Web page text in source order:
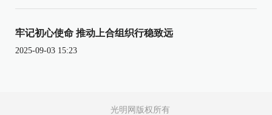
牢记初心使命 推动上合组织行稳致远
2025-09-03 15:23
光明网版权所有